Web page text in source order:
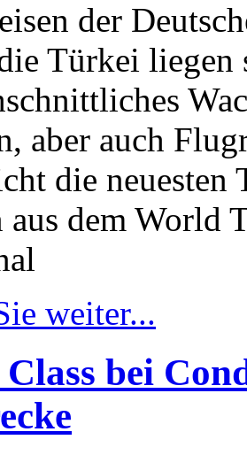
der
Türkei liegen
aber auch
die neuesten
aus dem
weiter...
Class bei